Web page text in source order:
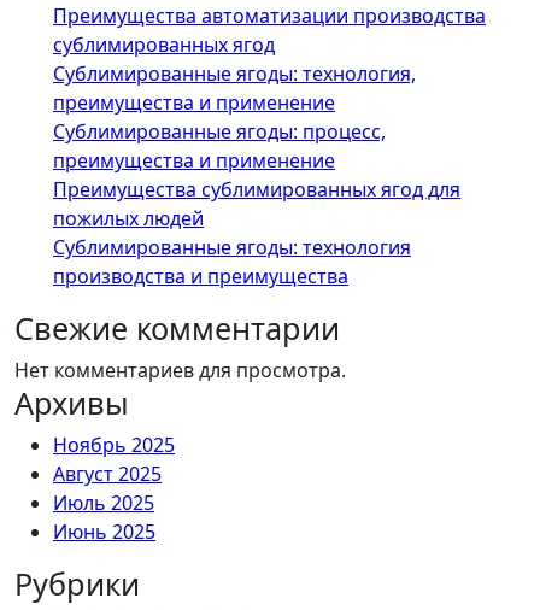
Преимущества автоматизации производства
сублимированных ягод
Сублимированные ягоды: технология,
преимущества и применение
Сублимированные ягоды: процесс,
преимущества и применение
Преимущества сублимированных ягод для
пожилых людей
Сублимированные ягоды: технология
производства и преимущества
Свежие комментарии
Нет комментариев для просмотра.
Архивы
Ноябрь 2025
Август 2025
Июль 2025
Июнь 2025
Рубрики